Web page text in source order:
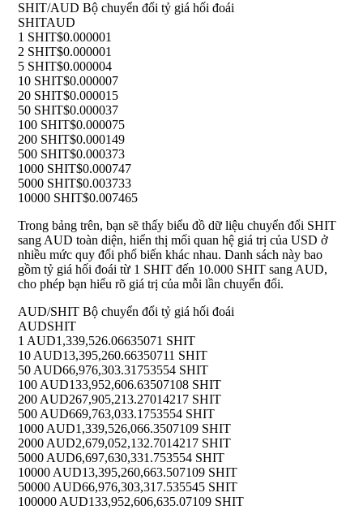
SHIT/AUD Bộ chuyển đổi tỷ giá hối đoái
SHITAUD
1 SHIT$0.000001
2 SHIT$0.000001
5 SHIT$0.000004
10 SHIT$0.000007
20 SHIT$0.000015
50 SHIT$0.000037
100 SHIT$0.000075
200 SHIT$0.000149
500 SHIT$0.000373
1000 SHIT$0.000747
5000 SHIT$0.003733
10000 SHIT$0.007465
Trong bảng trên, bạn sẽ thấy biểu đồ dữ liệu chuyển đổi SHIT
sang AUD toàn diện, hiển thị mối quan hệ giá trị của USD ở
nhiều mức quy đổi phổ biến khác nhau. Danh sách này bao
gồm tỷ giá hối đoái từ 1 SHIT đến 10.000 SHIT sang AUD,
cho phép bạn hiểu rõ giá trị của mỗi lần chuyển đổi.
AUD/SHIT Bộ chuyển đổi tỷ giá hối đoái
AUDSHIT
1 AUD1,339,526.06635071 SHIT
10 AUD13,395,260.66350711 SHIT
50 AUD66,976,303.31753554 SHIT
100 AUD133,952,606.63507108 SHIT
200 AUD267,905,213.27014217 SHIT
500 AUD669,763,033.1753554 SHIT
1000 AUD1,339,526,066.3507109 SHIT
2000 AUD2,679,052,132.7014217 SHIT
5000 AUD6,697,630,331.753554 SHIT
10000 AUD13,395,260,663.507109 SHIT
50000 AUD66,976,303,317.535545 SHIT
100000 AUD133,952,606,635.07109 SHIT